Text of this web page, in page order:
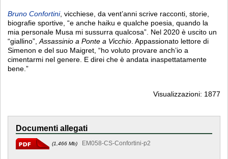
Bruno Confortini, vicchiese, da vent’anni scrive racconti, storie,
biografie sportive, “e anche haiku e qualche poesia, quando la
mia personale Musa mi sussurra qualcosa”. Nel 2020 è uscito un
“giallino”,Assassinio a Ponte a Vicchio . Appassionato lettore di
Simenon e del suo Maigret, “ho voluto provare anch’io a
cimentarmi nel genere. E direi che è andata inaspettatamente
bene.”
Visualizzazioni: 1877
Documenti allegati
(1,466 Mb) EM058-CS-Confortini-p2